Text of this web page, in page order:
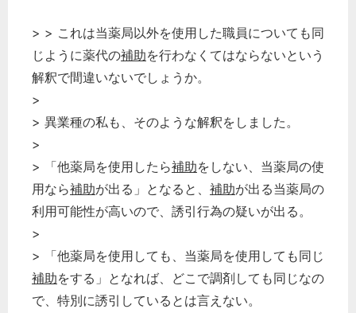
> > これは当薬局以外を使用した職員についても同
じように薬代の補助を行わなくてはならないという
解釈で間違いないでしょうか。
>
> 異業種の私も、そのような解釈をしました。
>
> 「他薬局を使用したら補助をしない、当薬局の使
用なら補助が出る」となると、 補助が出る当薬局の
利用可能性が高いので、誘引行為の疑いが出る。
>
> 「他薬局を使用しても、当薬局を使用しても同じ
補助をする」となれば、どこで調剤しても同じなの
で、特別に誘引しているとは言えない。